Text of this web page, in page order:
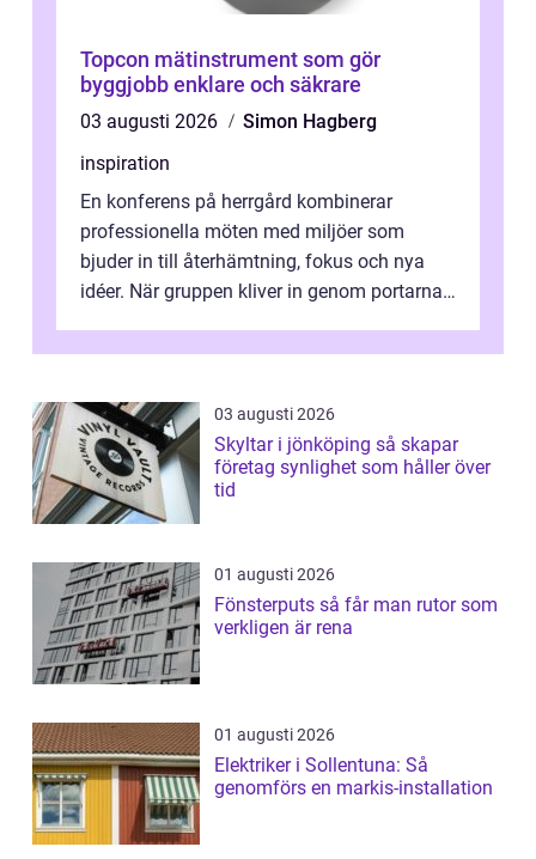
Topcon mätinstrument som gör
byggjobb enklare och säkrare
03 augusti 2026
Simon Hagberg
inspiration
En konferens på herrgård kombinerar
professionella möten med miljöer som
bjuder in till återhämtning, fokus och nya
idéer. När gruppen kliver in genom portarna
03 augusti 2026
Skyltar i jönköping så skapar
företag synlighet som håller över
tid
01 augusti 2026
Fönsterputs så får man rutor som
verkligen är rena
01 augusti 2026
Elektriker i Sollentuna: Så
genomförs en markis-installation